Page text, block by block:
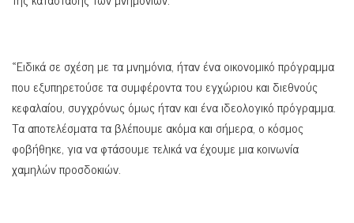
«Ειδικά σε σχέση με τα μνημόνια, ήταν ένα οικονομικό πρόγραμμα
που εξυπηρετούσε τα συμφέροντα του εγχώριου και διεθνούς
κεφαλαίου, συγχρόνως όμως ήταν και ένα ιδεολογικό πρόγραμμα.
Τα αποτελέσματα τα βλέπουμε ακόμα και σήμερα, ο κόσμος
φοβήθηκε, για να φτάσουμε τελικά να έχουμε μια κοινωνία
χαμηλών προσδοκιών.